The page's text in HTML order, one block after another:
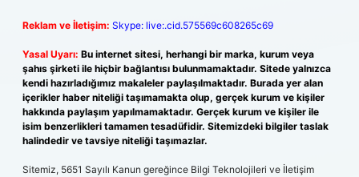
Reklam ve İletişim: Skype: live:.cid.575569c608265c69
Yasal Uyarı: Bu internet sitesi, herhangi bir marka, kurum veya
şahıs şirketi ile hiçbir bağlantısı bulunmamaktadır. Sitede yalnızca
kendi hazırladığımız makaleler paylaşılmaktadır. Burada yer alan
içerikler haber niteliği taşımamakta olup, gerçek kurum ve kişiler
hakkında paylaşım yapılmamaktadır. Gerçek kurum ve kişiler ile
isim benzerlikleri tamamen tesadüfidir. Sitemizdeki bilgiler taslak
halindedir ve tavsiye niteliği taşımazlar.
Sitemiz, 5651 Sayılı Kanun gereğince Bilgi Teknolojileri ve İletişim